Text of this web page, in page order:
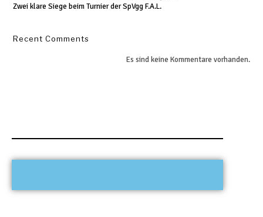
Zwei klare Siege beim Turnier der SpVgg F.A.L.
Recent Comments
Es sind keine Kommentare vorhanden.